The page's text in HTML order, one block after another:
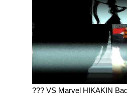
??? VS Marvel HIKAKIN